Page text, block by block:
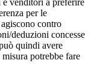
per le
contro
deduzioni concesse
quindi avere
potrebbe fare